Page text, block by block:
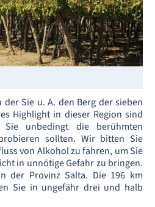
Sie u. A. den Berg der sieben
Highlight in dieser Region sind
unbedingt die berühmten
sollten. Wir bitten Sie
von Alkohol zu fahren, um Sie
in unnötige Gefahr zu bringen.
der Provinz Salta. Die 196 km
Sie in ungefähr drei und halb